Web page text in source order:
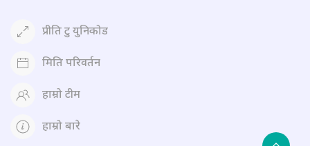
प्रीति टु युनिकोड
मिति परिवर्तन
हाम्रो टीम
हाम्रो बारे